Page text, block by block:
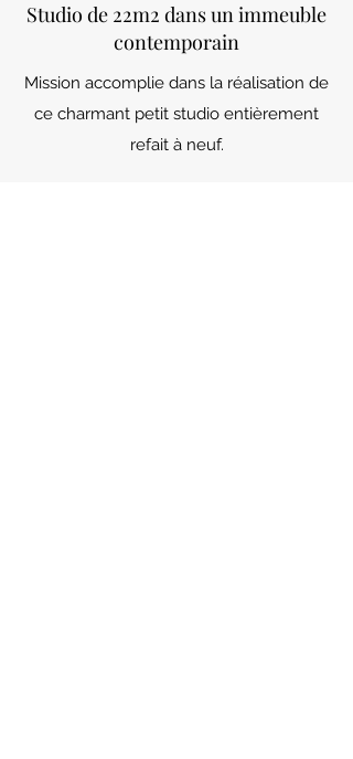
Studio de 22m2 dans un immeuble
contemporain
Mission accomplie dans la réalisation de
ce charmant petit studio entièrement
refait à neuf.